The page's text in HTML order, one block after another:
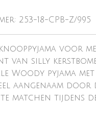
253-18-CPB-Z/995
voor
van silly
Woody pyjama
aangenaam door
matchen tijdens